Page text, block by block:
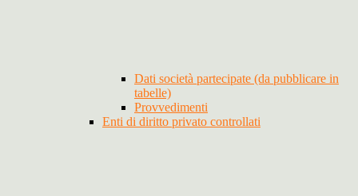
Dati società partecipate (da pubblicare in
tabelle)
Provvedimenti
Enti di diritto privato controllati